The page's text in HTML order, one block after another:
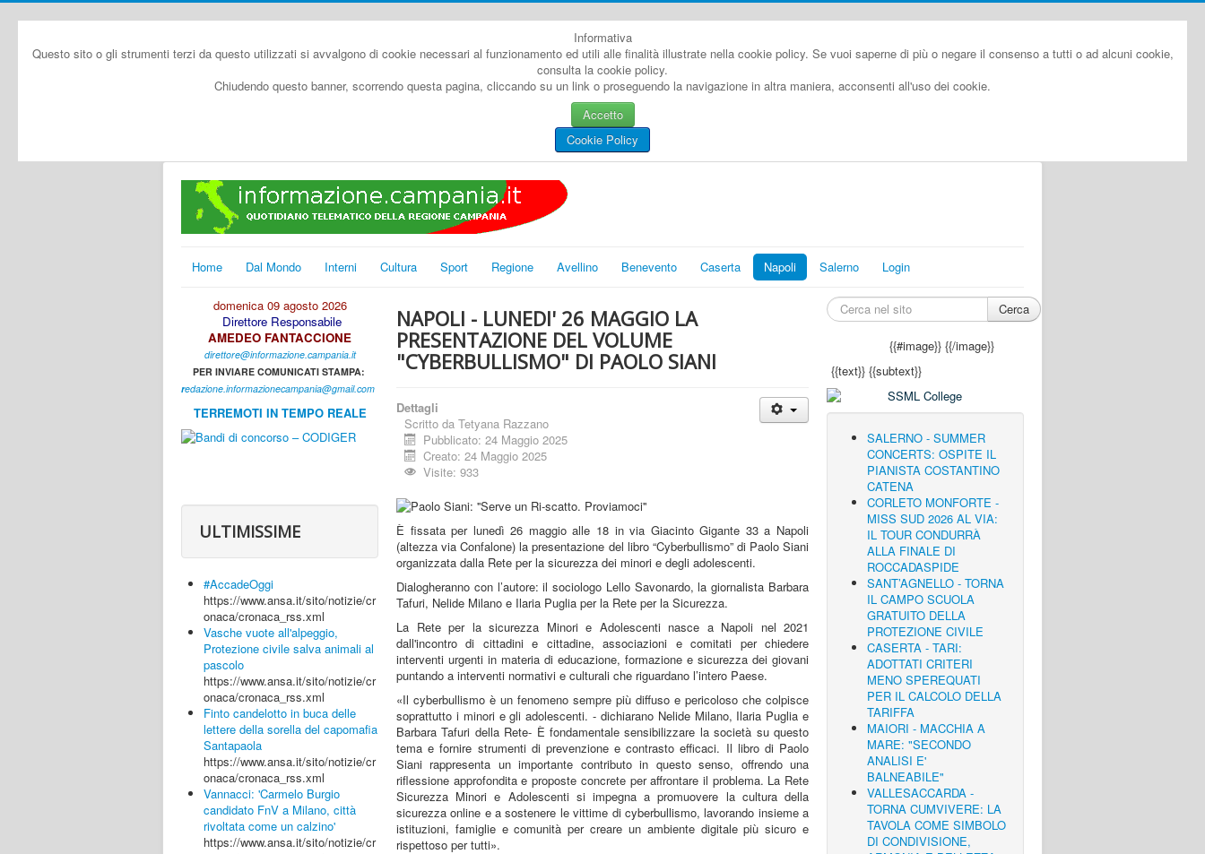
Informativa
Questo sito o gli strumenti terzi da questo utilizzati si avvalgono di cookie necessari al funzionamento ed utili alle finalità illustrate nella cookie policy. Se vuoi saperne di più o negare il consenso a tutti o ad alcuni cookie,
consulta la cookie policy.
Chiudendo questo banner, scorrendo questa pagina, cliccando su un link o proseguendo la navigazione in altra maniera, acconsenti all'uso dei cookie.
Accetto
Cookie Policy
Home Dal Mondo Interni Cultura Sport Regione Avellino Benevento Caserta Napoli Salerno Login
domenica 09 agosto 2026
Direttore Responsabile
AMEDEO FANTACCIONE
direttore@informazione.campania.it
PER INVIARE COMUNICATI STAMPA:
redazione.informazionecampania@gmail.com
TERREMOTI IN TEMPO REALE
ULTIMISSIME
#AccadeOggi
https://www.ansa.it/sito/notizie/cr
onaca/cronaca_rss.xml
Vasche vuote all'alpeggio,
Protezione civile salva animali al
pascolo
https://www.ansa.it/sito/notizie/cr
onaca/cronaca_rss.xml
Finto candelotto in buca delle
lettere della sorella del capomafia
Santapaola
https://www.ansa.it/sito/notizie/cr
onaca/cronaca_rss.xml
Vannacci: 'Carmelo Burgio
candidato FnV a Milano, città
rivoltata come un calzino'
https://www.ansa.it/sito/notizie/cr
NAPOLI - LUNEDI' 26 MAGGIO LA
PRESENTAZIONE DEL VOLUME
"CYBERBULLISMO" DI PAOLO SIANI
Dettagli
Scritto da Tetyana Razzano
Pubblicato: 24 Maggio 2025
Creato: 24 Maggio 2025
Visite: 933
È fissata per lunedì 26 maggio alle 18 in via Giacinto Gigante 33 a Napoli
(altezza via Confalone) la presentazione del libro “Cyberbullismo” di Paolo Siani
organizzata dalla Rete per la sicurezza dei minori e degli adolescenti.
Dialogheranno con l’autore: il sociologo Lello Savonardo, la giornalista Barbara
Tafuri, Nelide Milano e Ilaria Puglia per la Rete per la Sicurezza.
La Rete per la sicurezza Minori e Adolescenti nasce a Napoli nel 2021
dall'incontro di cittadini e cittadine, associazioni e comitati per chiedere
interventi urgenti in materia di educazione, formazione e sicurezza dei giovani
puntando a interventi normativi e culturali che riguardano l’intero Paese.
«Il cyberbullismo è un fenomeno sempre più diffuso e pericoloso che colpisce
soprattutto i minori e gli adolescenti. - dichiarano Nelide Milano, Ilaria Puglia e
Barbara Tafuri della Rete- È fondamentale sensibilizzare la società su questo
tema e fornire strumenti di prevenzione e contrasto efficaci. Il libro di Paolo
Siani rappresenta un importante contributo in questo senso, offrendo una
riflessione approfondita e proposte concrete per affrontare il problema. La Rete
Sicurezza Minori e Adolescenti si impegna a promuovere la cultura della
sicurezza online e a sostenere le vittime di cyberbullismo, lavorando insieme a
istituzioni, famiglie e comunità per creare un ambiente digitale più sicuro e
rispettoso per tutti».
Cerca
{{#image}}{{/image}}
{{text}} {{subtext}}
SALERNO - SUMMER
CONCERTS: OSPITE IL
PIANISTA COSTANTINO
CATENA
CORLETO MONFORTE -
MISS SUD 2026 AL VIA:
IL TOUR CONDURRÀ
ALLA FINALE DI
ROCCADASPIDE
SANT’AGNELLO - TORNA
IL CAMPO SCUOLA
GRATUITO DELLA
PROTEZIONE CIVILE
CASERTA - TARI:
ADOTTATI CRITERI
MENO SPEREQUATI
PER IL CALCOLO DELLA
TARIFFA
MAIORI - MACCHIA A
MARE: "SECONDO
ANALISI E'
BALNEABILE"
VALLESACCARDA -
TORNA CUMVIVERE: LA
TAVOLA COME SIMBOLO
DI CONDIVISIONE,